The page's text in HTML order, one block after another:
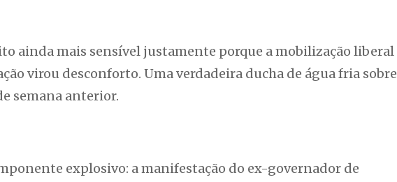
ainda mais sensível justamente porque a mobilização liberal
virou desconforto. Uma verdadeira ducha de água fria sobre
semana anterior.
explosivo: a manifestação do ex-governador de